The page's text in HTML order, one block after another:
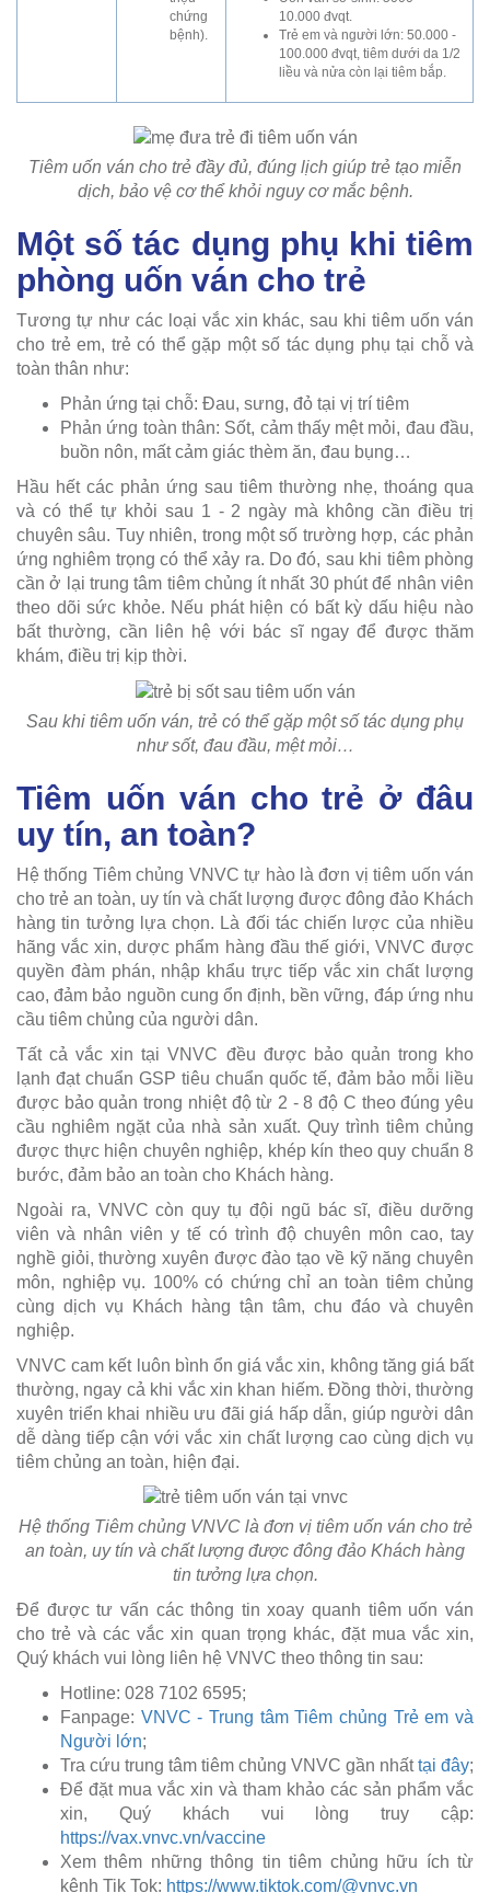
chứng
bệnh).
10.000 đvqt.
Trẻ em và người lớn: 50.000 -
100.000 đvqt, tiêm dưới da 1/2
liều và nửa còn lại tiêm bắp.
Tiêm uốn ván cho trẻ đầy đủ, đúng lịch giúp trẻ tạo miễn
dịch, bảo vệ cơ thể khỏi nguy cơ mắc bệnh.
Một số tác dụng phụ khi tiêm
phòng uốn ván cho trẻ
Tương tự như các loại vắc xin khác, sau khi tiêm uốn ván
cho trẻ em, trẻ có thể gặp một số tác dụng phụ tại chỗ và
toàn thân như:
Phản ứng tại chỗ: Đau, sưng, đỏ tại vị trí tiêm
Phản ứng toàn thân: Sốt, cảm thấy mệt mỏi, đau đầu,
buồn nôn, mất cảm giác thèm ăn, đau bụng…
Hầu hết các phản ứng sau tiêm thường nhẹ, thoáng qua
và có thể tự khỏi sau 1 - 2 ngày mà không cần điều trị
chuyên sâu. Tuy nhiên, trong một số trường hợp, các phản
ứng nghiêm trọng có thể xảy ra. Do đó, sau khi tiêm phòng
cần ở lại trung tâm tiêm chủng ít nhất 30 phút để nhân viên
theo dõi sức khỏe. Nếu phát hiện có bất kỳ dấu hiệu nào
bất thường, cần liên hệ với bác sĩ ngay để được thăm
khám, điều trị kịp thời.
Sau khi tiêm uốn ván, trẻ có thể gặp một số tác dụng phụ
như sốt, đau đầu, mệt mỏi…
Tiêm uốn ván cho trẻ ở đâu
uy tín, an toàn?
Hệ thống Tiêm chủng VNVC tự hào là đơn vị tiêm uốn ván
cho trẻ an toàn, uy tín và chất lượng được đông đảo Khách
hàng tin tưởng lựa chọn. Là đối tác chiến lược của nhiều
hãng vắc xin, dược phẩm hàng đầu thế giới, VNVC được
quyền đàm phán, nhập khẩu trực tiếp vắc xin chất lượng
cao, đảm bảo nguồn cung ổn định, bền vững, đáp ứng nhu
cầu tiêm chủng của người dân.
Tất cả vắc xin tại VNVC đều được bảo quản trong kho
lạnh đạt chuẩn GSP tiêu chuẩn quốc tế, đảm bảo mỗi liều
được bảo quản trong nhiệt độ từ 2 - 8 độ C theo đúng yêu
cầu nghiêm ngặt của nhà sản xuất. Quy trình tiêm chủng
được thực hiện chuyên nghiệp, khép kín theo quy chuẩn 8
bước, đảm bảo an toàn cho Khách hàng.
Ngoài ra, VNVC còn quy tụ đội ngũ bác sĩ, điều dưỡng
viên và nhân viên y tế có trình độ chuyên môn cao, tay
nghề giỏi, thường xuyên được đào tạo về kỹ năng chuyên
môn, nghiệp vụ. 100% có chứng chỉ an toàn tiêm chủng
cùng dịch vụ Khách hàng tận tâm, chu đáo và chuyên
nghiệp.
VNVC cam kết luôn bình ổn giá vắc xin, không tăng giá bất
thường, ngay cả khi vắc xin khan hiếm. Đồng thời, thường
xuyên triển khai nhiều ưu đãi giá hấp dẫn, giúp người dân
dễ dàng tiếp cận với vắc xin chất lượng cao cùng dịch vụ
tiêm chủng an toàn, hiện đại.
Hệ thống Tiêm chủng VNVC là đơn vị tiêm uốn ván cho trẻ
an toàn, uy tín và chất lượng được đông đảo Khách hàng
tin tưởng lựa chọn.
Để được tư vấn các thông tin xoay quanh tiêm uốn ván
cho trẻ và các vắc xin quan trọng khác, đặt mua vắc xin,
Quý khách vui lòng liên hệ VNVC theo thông tin sau:
Hotline: 028 7102 6595;
Fanpage: VNVC - Trung tâm Tiêm chủng Trẻ em và
Người lớn;
Tra cứu trung tâm tiêm chủng VNVC gần nhấttại đây;
Để đặt mua vắc xin và tham khảo các sản phẩm vắc
xin, Quý khách vui lòng truy cập:
https://vax.vnvc.vn/vaccine
Xem thêm những thông tin tiêm chủng hữu ích từ
kênh Tik Tok: https://www.tiktok.com/@vnvc.vn